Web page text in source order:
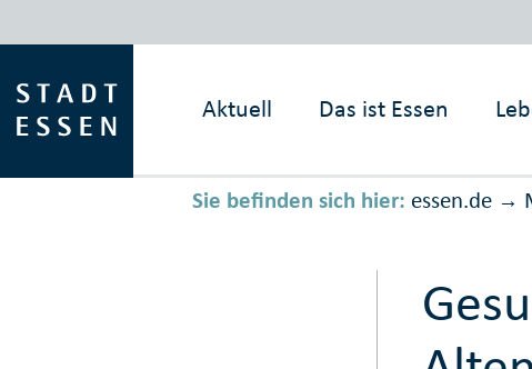
Aktuell Das ist Essen
Sie befinden sich hier: essen.de →